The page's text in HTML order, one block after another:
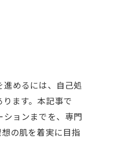
めるには、自己処
ます。本記事で
ョンまでを、専門
の肌を着実に目指